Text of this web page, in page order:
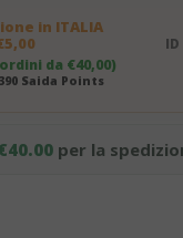
in ITALIA
da €40,00)
Saida Points
per la